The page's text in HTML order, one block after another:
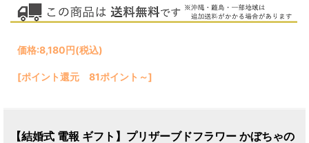
価格:8,180円(税込)
[ポイント還元 81ポイント～]
【結婚式 電報 ギフト】プリザーブドフラワー かぼちゃの